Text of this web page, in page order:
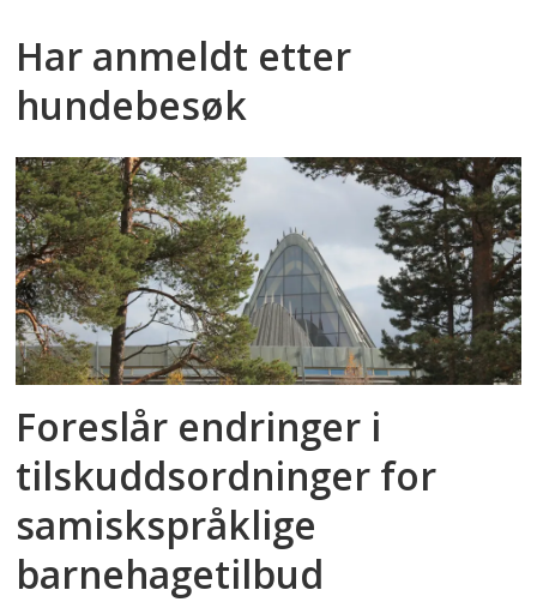
Har anmeldt etter
hundebesøk
Foreslår endringer i
tilskuddsordninger for
samiskspråklige
barnehagetilbud